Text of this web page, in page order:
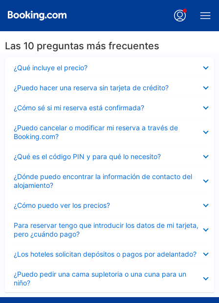
Las 10 preguntas más frecuentes
¿Qué incluye el precio?
cerrado
¿Puedo hacer una reserva sin tarjeta de crédito?
cerrado
¿Cómo sé si mi reserva está confirmada?
cerrado
¿Puedo cancelar o modificar mi reserva a través de
Booking.com?
cerrado
¿Qué es el código PIN y para qué lo necesito?
cerrado
¿Dónde puedo encontrar la información de contacto del
alojamiento?
cerrado
¿Cómo puedo ver los precios?
cerrado
Para reservar tengo que introducir los datos de mi tarjeta,
pero ¿cuándo pago?
cerrado
¿Los hoteles solicitan depósitos o pagos por adelantado?
cerrado
¿Puedo pedir una cama supletoria o una cuna para un
niño?
cerrado